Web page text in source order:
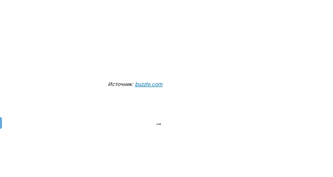
Источник: buzzle.com
→